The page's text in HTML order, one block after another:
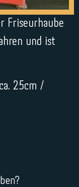
Friseurhaube
und ist
25cm /